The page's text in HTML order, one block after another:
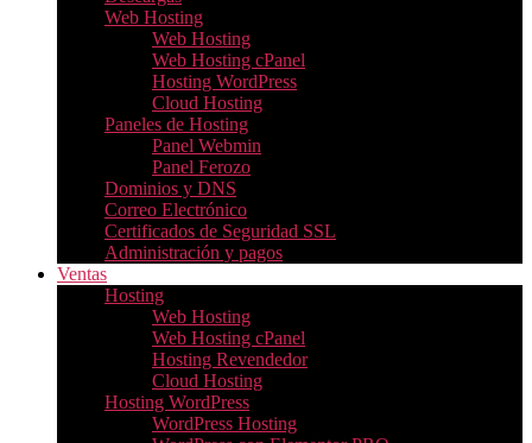
Web Hosting
Web Hosting
Web Hosting cPanel
Hosting WordPress
Cloud Hosting
Paneles de Hosting
Panel Webmin
Panel Ferozo
Dominios y DNS
Correo Electrónico
Certificados de Seguridad SSL
Administración y pagos
Ventas
Hosting
Web Hosting
Web Hosting cPanel
Hosting Revendedor
Cloud Hosting
Hosting WordPress
WordPress Hosting